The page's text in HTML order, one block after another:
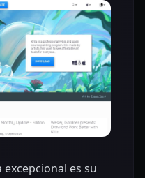
excepcional es su